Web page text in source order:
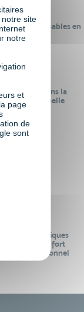
réalisables en
learning
dans la
professionnelle
intervenants
pédagogiques
» et en lien fort
professionnel
site
notre
et
page
de
sont